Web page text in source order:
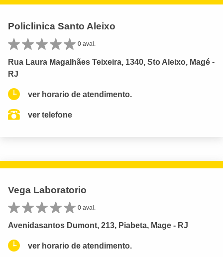
Policlinica Santo Aleixo
0 aval.
Rua Laura Magalhães Teixeira, 1340, Sto Aleixo, Magé -
RJ
ver horario de atendimento.
ver telefone
Vega Laboratorio
0 aval.
Avenidasantos Dumont, 213, Piabeta, Mage - RJ
ver horario de atendimento.